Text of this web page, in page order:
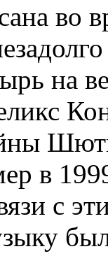
во
на
Шютц
в
с